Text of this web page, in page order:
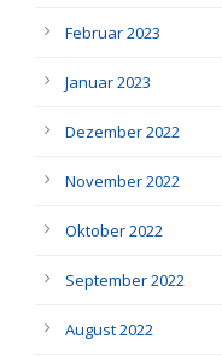
Februar 2023
Januar 2023
Dezember 2022
November 2022
Oktober 2022
September 2022
August 2022